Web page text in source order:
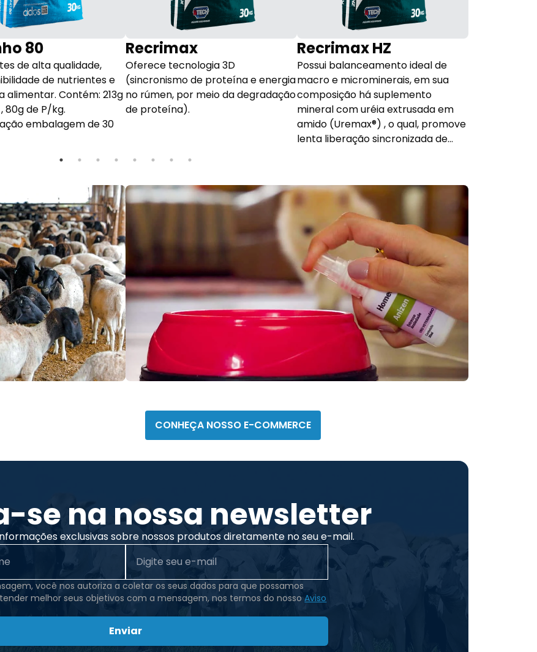
80
de alta qualidade,
de nutrientes e
alimentar. Contém: 213g
80g de P/kg.
embalagem de 30
Recrimax
Oferece tecnologia 3D
(sincronismo de proteína e energia
no rúmen, por meio da degradação
de proteína).
Recrimax HZ
Possui balanceamento ideal de
macro e microminerais, em sua
composição há suplemento
mineral com uréia extrusada em
amido (Uremax®) , o qual, promove
lenta liberação sincronizada de
aproveitamento do
CONHEÇA NOSSO E-COMMERCE
se na nossa newsletter
exclusivas sobre nossos produtos diretamente no seu e-mail.
você nos autoriza a coletar os seus dados para que possamos
melhor seus objetivos com a mensagem, nos termos do nossoAviso
Enviar